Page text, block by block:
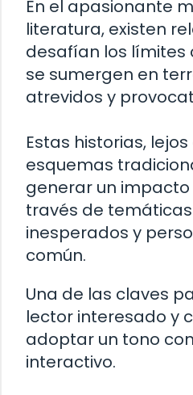
En el apasionante
literatura, existen
desafían los límites
se sumergen en
atrevidos y
Estas historias,
esquemas
generar un
través de
inesperados y
común.
Una de las claves
lector interesado y
adoptar un tono
interactivo.